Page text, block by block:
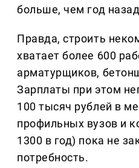
больше, чем год
Правда, строить
хватает более 600
арматурщиков,
Зарплаты при этом
100 тысяч рублей в
профильных вузов и
1300 в год) пока не
потребность.